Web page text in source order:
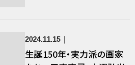
2024.11.15
生誕150年・実力派の画家